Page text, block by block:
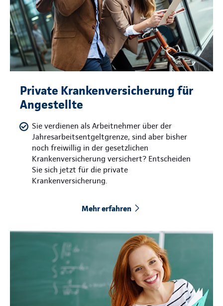
Private Krankenversicherung für
Angestellte
Sie verdienen als Arbeitnehmer über der
Jahresarbeitsentgeltgrenze, sind aber bisher
noch freiwillig in der gesetzlichen
Krankenversicherung versichert? Entscheiden
Sie sich jetzt für die private
Krankenversicherung.
Mehr erfahren